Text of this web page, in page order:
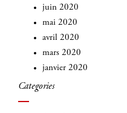
juin 2020
mai 2020
avril 2020
mars 2020
janvier 2020
Categories